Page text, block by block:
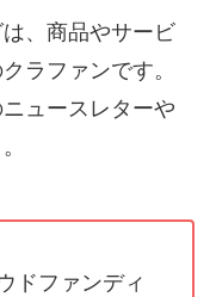
、商品やサービ
ラファンです。
ュースレターや
ドファンディ